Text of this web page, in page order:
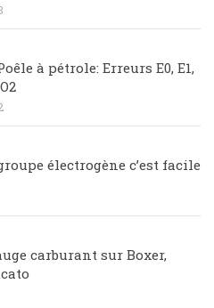
à pétrole: Erreurs E0, E1,
électrogène c’est facile
carburant sur Boxer,